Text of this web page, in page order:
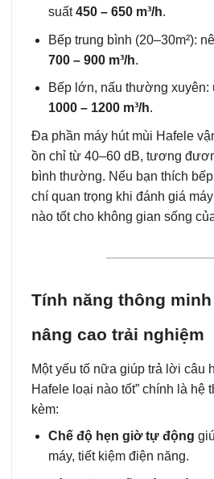
suất450 – 650 m³/h.
Bếp trung bình (20–30m²):
700 – 900 m³/h.
Bếp lớn, nấu thường xuyên:
1000 – 1200 m³/h.
Đa phần máy hút mùi Hafele
ồn chỉ từ 40–60 dB, tương
bình thường. Nếu bạn thích
chí quan trọng khi đánh giá
nào tốt cho không gian sống
Tính năng thông
nâng cao trải nghiệm
Một yếu tố nữa giúp trả lời câu
Hafele loại nào tốt” chính là hệ
kèm:
Chế độ hẹn giờ tự động
máy, tiết kiệm điện năng.